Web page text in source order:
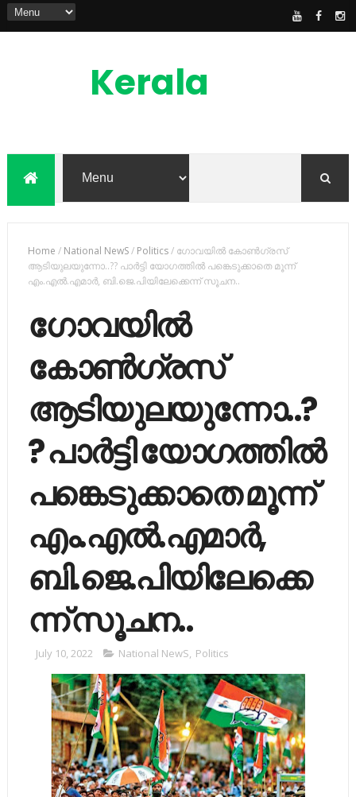
Kerala
Feed
Home / National NewS/ Politics/ ഗോവയില്‍ കോണ്‍ഗ്രസ്
ആടിയുലയുന്നോ..?? പാര്‍ട്ടി യോഗത്തില്‍ പ​ങ്കെടുക്കാതെ മൂന്ന്
എം.എല്‍.എമാര്‍, ബി.ജെ.പിയിലേക്കെന്ന് സൂചന..
ഗോവയില്‍
കോണ്‍ഗ്രസ്
ആടിയുലയുന്നോ..?
? പാര്‍ട്ടി യോഗത്തില്‍
പ​ങ്കെടുക്കാതെ മൂന്ന്
എം.എല്‍.എമാര്‍,
ബി.ജെ.പിയിലേക്കെ
ന്ന് സൂചന..
July 10, 2022 National NewS, Politics